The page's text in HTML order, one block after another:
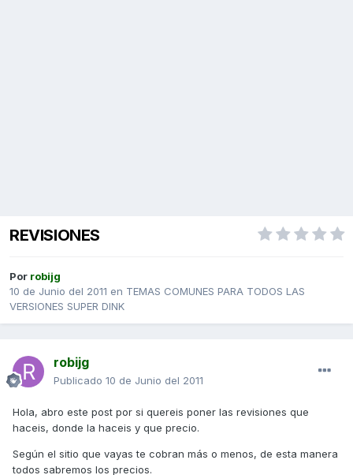
REVISIONES
Por robijg
10 de Junio del 2011 en TEMAS COMUNES PARA TODOS LAS
VERSIONES SUPER DINK
robijg
Publicado 10 de Junio del 2011
Hola, abro este post por si quereis poner las revisiones que
haceis, donde la haceis y que precio.
Según el sitio que vayas te cobran más o menos, de esta manera
todos sabremos los precios.